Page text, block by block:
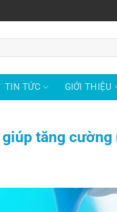
TIN TỨC GIỚI THIỆU
tăng